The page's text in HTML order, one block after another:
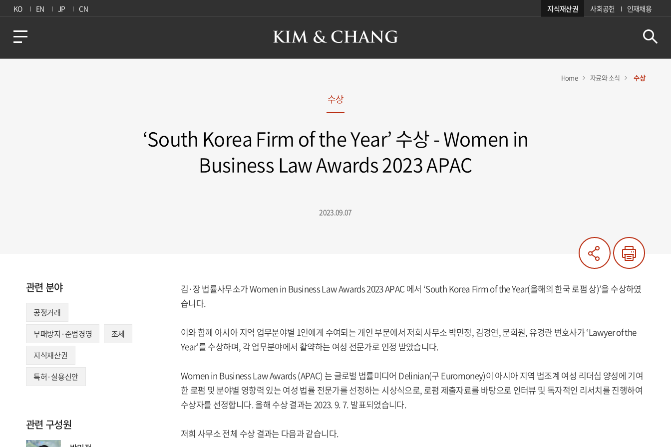
KO EN JP CN 지식재산권 사회공헌 인재채용
Home 자료와 소식 수상
수상
‘South Korea Firm of the Year’ 수상 - Women in
Business Law Awards 2023 APAC
2023.09.07
김·장 법률사무소가 Women in Business Law Awards 2023 APAC 에서 ‘South Korea Firm of the Year(올해의 한국 로펌 상)’을 수상하였
습니다.
이와 함께 아시아 지역 업무분야별 1인에게 수여되는 개인 부문에서 저희 사무소 박민정, 김경연, 문희원, 유경란 변호사가 ‘Lawyer of the
Year’를 수상하며, 각 업무분야에서 활약하는 여성 전문가로 인정 받았습니다.
Women in Business Law Awards (APAC) 는 글로벌 법률미디어 Delinian(구 Euromoney)이 아시아 지역 법조계 여성 리더십 양성에 기여
한 로펌 및 분야별 영향력 있는 여성 법률 전문가를 선정하는 시상식으로, 로펌 제출자료를 바탕으로 인터뷰 및 독자적인 리서치를 진행하여
수상자를 선정합니다. 올해 수상 결과는 2023. 9. 7. 발표되었습니다.
저희 사무소 전체 수상 결과는 다음과 같습니다.
관련 분야
공정거래
부패방지·준법경영
조세
지식재산권
특허·실용신안
관련 구성원